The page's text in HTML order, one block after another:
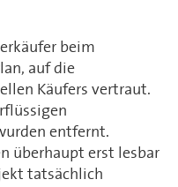
beim
auf die
Käufers vertraut.
entfernt.
überhaupt erst lesbar
tatsächlich